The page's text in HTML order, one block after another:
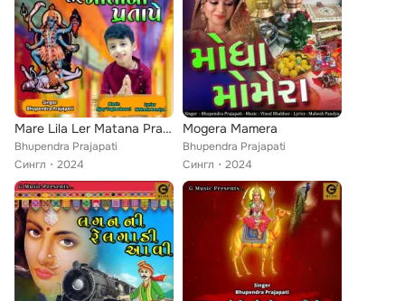
Mare Lila Ler Matana Pratape
Bhupendra Prajapati
Сингл
2024
Mogera Mamera
Bhupendra Prajapati
Сингл
2024